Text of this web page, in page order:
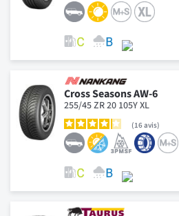
Cross Seasons AW-6
255/45 ZR 20 105Y XL
16avis